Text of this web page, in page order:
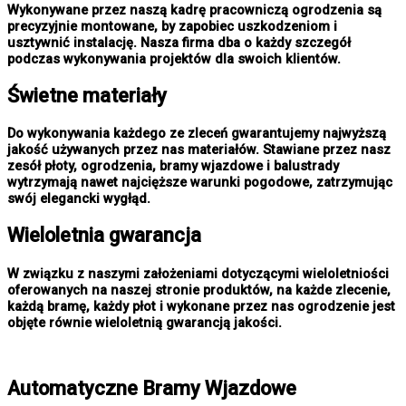
Wykonywane przez naszą kadrę pracowniczą ogrodzenia są
precyzyjnie montowane, by zapobiec uszkodzeniom i
usztywnić instalację. Nasza firma dba o każdy szczegół
podczas wykonywania projektów dla swoich klientów.
Świetne materiały
Do wykonywania każdego ze zleceń gwarantujemy najwyższą
jakość używanych przez nas materiałów. Stawiane przez nasz
zesół płoty, ogrodzenia, bramy wjazdowe i balustrady
wytrzymają nawet najcięższe warunki pogodowe, zatrzymując
swój elegancki wygłąd.
Wieloletnia gwarancja
W związku z naszymi założeniami dotyczącymi wieloletniości
oferowanych na naszej stronie produktów, na każde zlecenie,
każdą bramę, każdy płot i wykonane przez nas ogrodzenie jest
objęte równie wieloletnią gwarancją jakości.
Automatyczne Bramy Wjazdowe